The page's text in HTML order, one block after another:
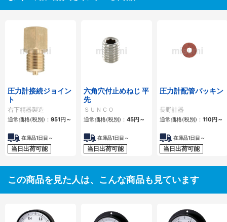
圧力計接続ジョイン
ト
右下精器製造
通常価格(税別)： 951円 ～
在庫品1日目～
当日出荷可能
六角穴付止めねじ 平
先
ＳＵＮＣＯ
通常価格(税別)： 45円 ～
在庫品1日目～
当日出荷可能
圧力計配管パッキン
長野計器
通常価格(税別)： 110 円 ～
在庫品1日目～
当日出荷可能
この商品を見た人は、こんな商品も見ています